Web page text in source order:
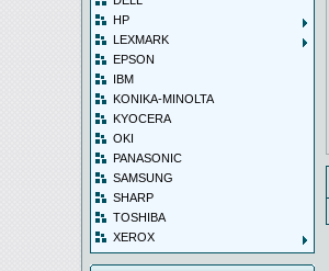
HP
LEXMARK
EPSON
IBM
KONIKA-MINOLTA
KYOCERA
OKI
PANASONIC
SAMSUNG
SHARP
TOSHIBA
XEROX